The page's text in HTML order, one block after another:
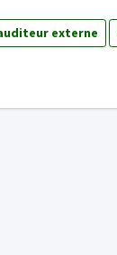
externe